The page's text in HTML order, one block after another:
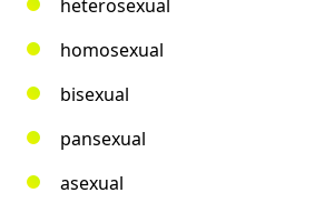
heterosexual
homosexual
bisexual
pansexual
asexual